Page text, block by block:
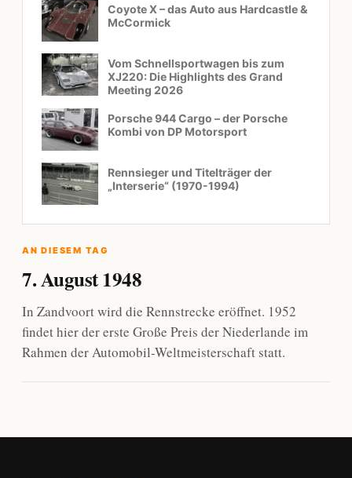
Coyote X – das Auto aus Hardcastle &
McCormick
Vom Schnellsportwagen bis zum
XJ220: Die Highlights des Grand
Meeting 2026
Porsche 944 Cargo – der Porsche
Kombi von DP Motorsport
Rennsieger und Titelträger der
„Interserie“ (1970-1994)
AN DIESEM TAG
7. August 1948
In Zandvoort wird die Rennstrecke eröffnet. 1952
findet hier der erste Große Preis der Niederlande im
Rahmen der Automobil-Weltmeisterschaft statt.